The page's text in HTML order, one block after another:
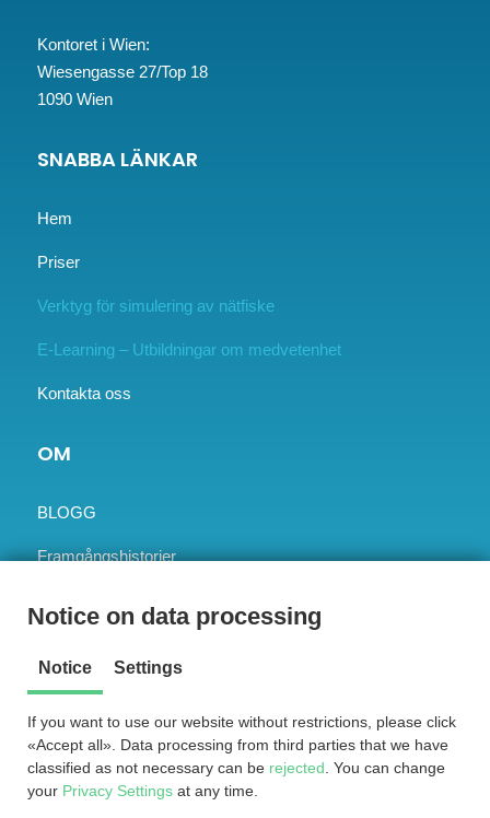
Notice on data processing
Notice Settings
If you want to use our website without restrictions, please click
«Accept all». Data processing from third parties that we have
classified as not necessary can be rejected . You can change
your Privacy Settings at any time.
Kontoret i Wien:
Wiesengasse 27/Top 18
1090 Wien
SNABBA LÄNKAR
Hem
Priser
Verktyg för simulering av nätfiske
E-Learning – Utbildningar om medvetenhet
Kontakta oss
OM
BLOGG
Framgångshistorier
KONTAKTA OSS NU